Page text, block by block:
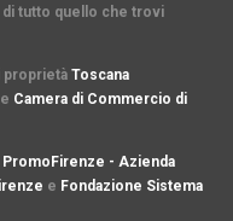
di tutto quello che trovi
proprietà Toscana
e Camera di Commercio di
PromoFirenze - Azienda
e Fondazione Sistema